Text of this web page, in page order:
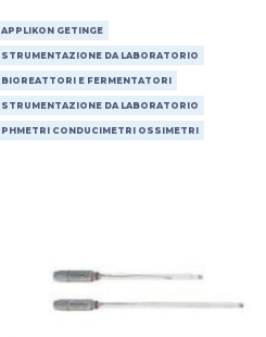
APPLIKON GETINGE
STRUMENTAZIONE DA LABORATORIO
BIOREATTORI E FERMENTATORI
STRUMENTAZIONE DA LABORATORIO
PHMETRI CONDUCIMETRI OSSIMETRI